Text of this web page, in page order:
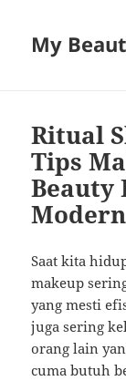
My
Ritual
Tips
Beauty
Modern
Saat kita
makeup
yang mesti
juga sering
orang lain
cuma butuh